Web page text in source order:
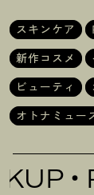
スキンケア
新作コスメ
ビューティ
オトナミュー